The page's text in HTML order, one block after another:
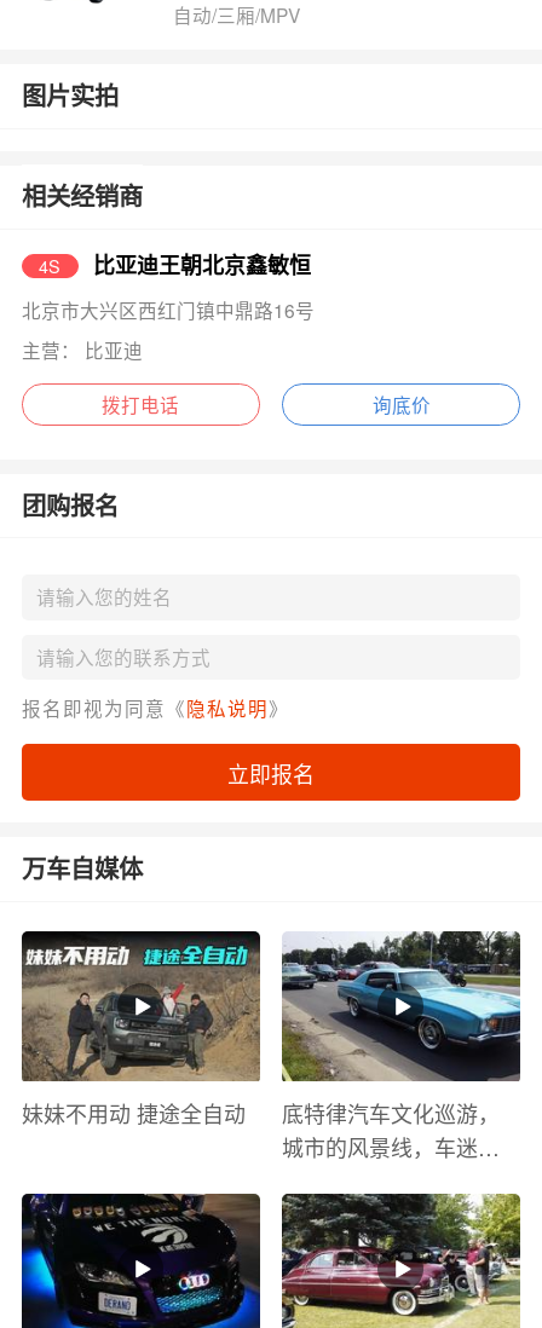
自动/三厢/MPV
图片实拍
相关经销商
4S 比亚迪王朝北京鑫敏恒
北京市大兴区西红门镇中鼎路16号
主营： 比亚迪
拨打电话 询底价
团购报名
报名即视为同意《隐私说明》
立即报名
万车自媒体
妹妹不用动 捷途全自动
底特律汽车文化巡游，
城市的风景线，车迷的